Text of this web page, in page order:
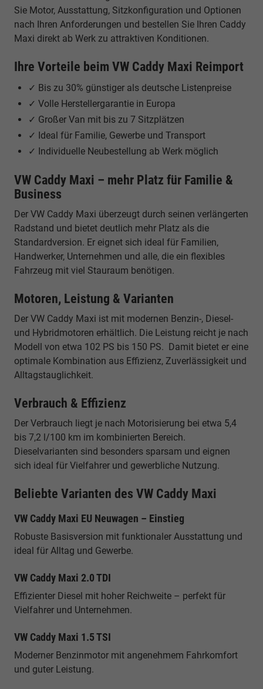
Sie Motor, Ausstattung, Sitzkonfiguration und Optionen
nach Ihren Anforderungen und bestellen Sie Ihren Caddy
Maxi direkt ab Werk zu attraktiven Konditionen.
Ihre Vorteile beim VW Caddy Maxi Reimport
✓ Bis zu 30% günstiger als deutsche Listenpreise
✓ Volle Herstellergarantie in Europa
✓ Großer Van mit bis zu 7 Sitzplätzen
✓ Ideal für Familie, Gewerbe und Transport
✓ Individuelle Neubestellung ab Werk möglich
VW Caddy Maxi – mehr Platz für Familie &
Business
Der VW Caddy Maxi überzeugt durch seinen verlängerten
Radstand und bietet deutlich mehr Platz als die
Standardversion. Er eignet sich ideal für Familien,
Handwerker, Unternehmen und alle, die ein flexibles
Fahrzeug mit viel Stauraum benötigen.
Motoren, Leistung & Varianten
Der VW Caddy Maxi ist mit modernen Benzin-, Diesel-
und Hybridmotoren erhältlich. Die Leistung reicht je nach
Modell von etwa 102 PS bis 150 PS. Damit bietet er eine
optimale Kombination aus Effizienz, Zuverlässigkeit und
Alltagstauglichkeit.
Verbrauch & Effizienz
Der Verbrauch liegt je nach Motorisierung bei etwa 5,4
bis 7,2 l/100 km im kombinierten Bereich.
Dieselvarianten sind besonders sparsam und eignen
sich ideal für Vielfahrer und gewerbliche Nutzung.
Beliebte Varianten des VW Caddy Maxi
VW Caddy Maxi EU Neuwagen – Einstieg
Robuste Basisversion mit funktionaler Ausstattung und
ideal für Alltag und Gewerbe.
VW Caddy Maxi 2.0 TDI
Effizienter Diesel mit hoher Reichweite – perfekt für
Vielfahrer und Unternehmen.
VW Caddy Maxi 1.5 TSI
Moderner Benzinmotor mit angenehmem Fahrkomfort
und guter Leistung.